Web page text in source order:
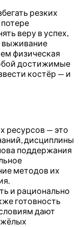
резких
веру в успех,
выживание
физическая
достижимые
костёр — и
ресурсов — это
дисциплины
поддержания
методов их
и рационально
готовность
дают